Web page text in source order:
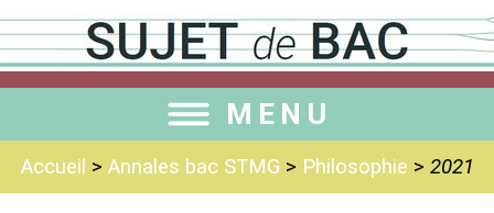
MENU
Accueil > Annales bac STMG > Philosophie > 2021